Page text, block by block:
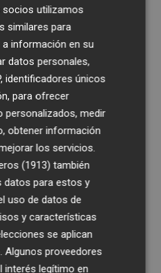
y peligra la cota de los
al alza
de hacerse con los derechos
Perrotta
Sito tiene a 10 jugadores
en las ventanas FIBA
actualidad de
en tu correo
utilizamos
similares para
a información en su
datos personales,
identificadores únicos
para ofrecer
personalizados, medir
obtener información
los servicios.
(1913) también
datos para estos y
uso de datos de
y características
se aplican
Algunos proveedores
interés legítimo en